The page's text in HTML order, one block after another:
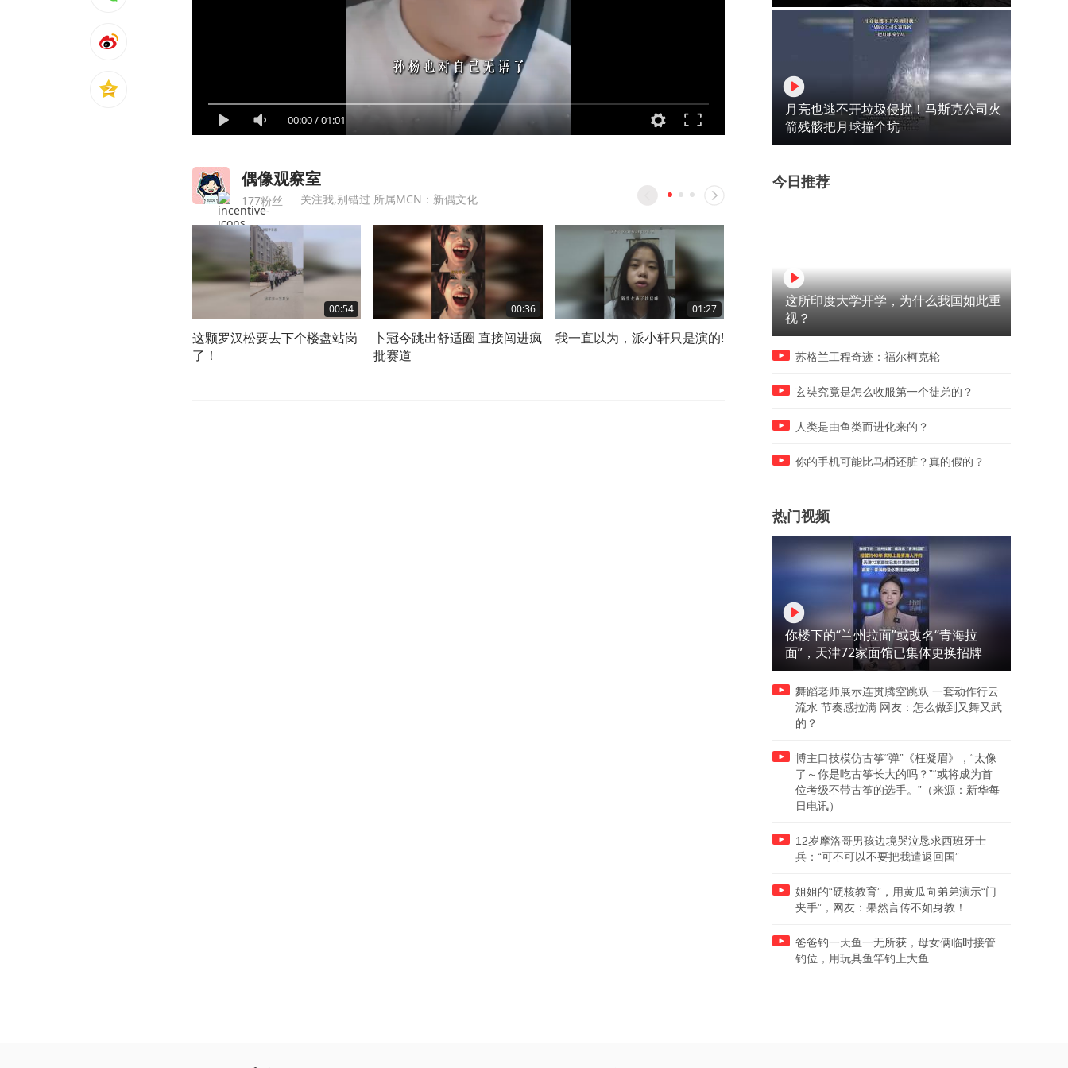
00:00/01:01
偶像观察室
177粉丝 关注我,别错过 所属MCN：新偶文化
00:54
这颗罗汉松要去下个楼盘站岗
了！
00:36
卜冠今跳出舒适圈 直接闯进疯
批赛道
01:27
我一直以为，派小轩只是演的!
00:52
罗子君 你的委屈我终于懂了
广州的巡游氛围真的永远不
让人失望，彷佛做了一场盛
月亮也逃不开垃圾侵扰！马斯克公司火
箭残骸把月球撞个坑
今日推荐
这所印度大学开学，为什么我国如此重
视？
苏格兰工程奇迹：福尔柯克轮
玄奘究竟是怎么收服第一个徒弟的？
人类是由鱼类而进化来的？
你的手机可能比马桶还脏？真的假的？
热门视频
你楼下的“兰州拉面”或改名“青海拉
面”，天津72家面馆已集体更换招牌
舞蹈老师展示连贯腾空跳跃 一套动作行云
流水 节奏感拉满 网友：怎么做到又舞又武
的？
博主口技模仿古筝“弹”《枉凝眉》，“太像
了～你是吃古筝长大的吗？”“或将成为首
位考级不带古筝的选手。”（来源：新华每
日电讯）
12岁摩洛哥男孩边境哭泣恳求西班牙士
兵：“可不可以不要把我遣返回国”
姐姐的“硬核教育”，用黄瓜向弟弟演示“门
夹手”，网友：果然言传不如身教！
爸爸钓一天鱼一无所获，母女俩临时接管
钓位，用玩具鱼竿钓上大鱼